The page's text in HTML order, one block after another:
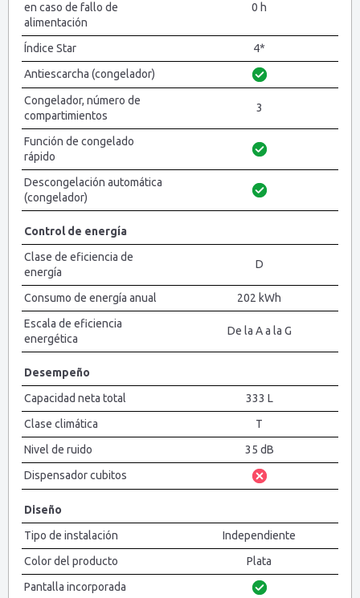
en caso de fallo de
alimentación
0 h
Índice Star
4*
Antiescarcha (congelador)
Congelador, número de
compartimientos
3
Función de congelado
rápido
Descongelación automática
(congelador)
Control de energía
Clase de eficiencia de
energía
D
Consumo de energía anual
202 kWh
Escala de eficiencia
energética
De la A a la G
Desempeño
Capacidad neta total
333 L
Clase climática
T
Nivel de ruido
35 dB
Dispensador cubitos
Diseño
Tipo de instalación
Independiente
Color del producto
Plata
Pantalla incorporada